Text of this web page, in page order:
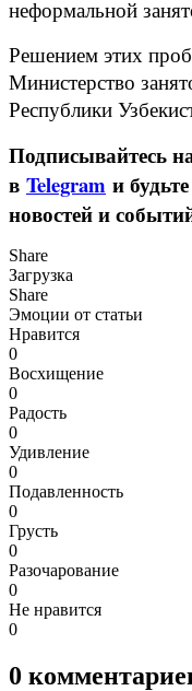
неформальной
Решением этих
Министерство
Республики
Подписывайтесь
в Telegram и
новостей и
Share
Загрузка
Share
Эмоции от статьи
Нравится
0
Восхищение
0
Радость
0
Удивление
0
Подавленность
0
Грусть
0
Разочарование
0
Не нравится
0
0